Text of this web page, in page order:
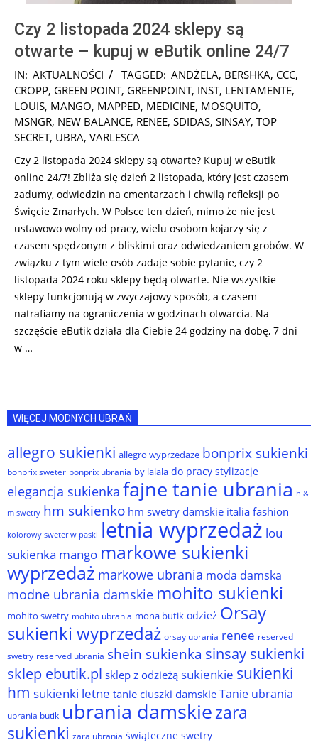
Czy 2 listopada 2024 sklepy są
otwarte – kupuj w eButik online 24/7
2024-
10-
31
IN: AKTUALNOŚCI TAGGED: ANDŻELA, BERSHKA, CCC,
CROPP, GREEN POINT, GREENPOINT, INST, LENTAMENTE,
LOUIS, MANGO, MAPPED, MEDICINE, MOSQUITO,
MSNGR, NEW BALANCE, RENEE, SDIDAS, SINSAY, TOP
SECRET, UBRA, VARLESCA
Czy 2 listopada 2024 sklepy są otwarte? Kupuj w eButik
online 24/7! Zbliża się dzień 2 listopada, który jest czasem
zadumy, odwiedzin na cmentarzach i chwilą refleksji po
Święcie Zmarłych. W Polsce ten dzień, mimo że nie jest
ustawowo wolny od pracy, wielu osobom kojarzy się z
czasem spędzonym z bliskimi oraz odwiedzaniem grobów. W
związku z tym wiele osób zadaje sobie pytanie, czy 2
listopada 2024 roku sklepy będą otwarte. Nie wszystkie
sklepy funkcjonują w zwyczajowy sposób, a czasem
natrafiamy na ograniczenia w godzinach otwarcia. Na
szczęście eButik działa dla Ciebie 24 godziny na dobę, 7 dni
w …
WIĘCEJ MODNYCH UBRAŃ
allegro sukienki allegro wyprzedaże bonprix sukienki
bonprix sweter bonprix ubrania by lalala do pracy stylizacje
elegancja sukienka fajne tanie ubrania h &
m swetry hm sukienko hm swetry damskie italia fashion
kolorowy sweter w paski letnia wyprzedaż lou
sukienka mango markowe sukienki
wyprzedaż markowe ubrania moda damska
modne ubrania damskie mohito sukienki
mohito swetry mohito ubrania mona butik odzież Orsay
sukienki wyprzedaż orsay ubrania renee reserved
swetry reserved ubrania shein sukienka sinsay sukienki
sklep ebutik.pl sklep z odzieżą sukienkie sukienki
hm sukienki letne tanie ciuszki damskie Tanie ubrania
ubrania butik ubrania damskiezara
sukienki zara ubrania świąteczne swetry